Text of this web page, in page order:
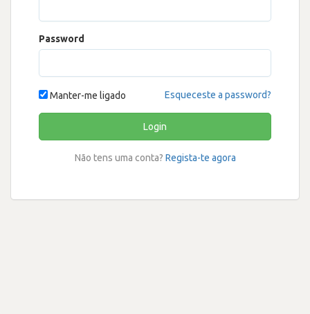
Password
Manter-me ligado Esqueceste a password?
Login
Não tens uma conta? Regista-te agora